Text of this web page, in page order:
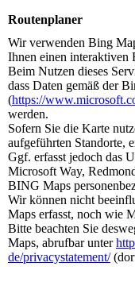
Routenplaner
Wir verwenden Bing
Ihnen einen interaktiven
Beim Nutzen dieses
dass Daten gemäß der
(https://
werden.
Sofern Sie die Karte
aufgeführten Standorte,
Ggf. erfasst jedoch das
Microsoft Way,
BING Maps
Wir können nicht
Maps erfasst, noch wie
Bitte beachten Sie
Maps, abrufbar unter
de/privacystatement/